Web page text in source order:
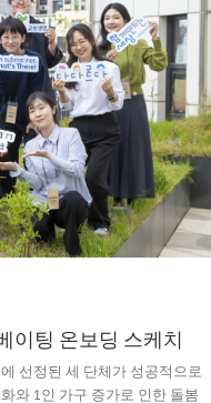
이팅 온보딩 스케치
선정된 세 단체가 성공적으로
와 1인 가구 증가로 인한 돌봄